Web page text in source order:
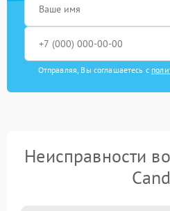
Отправляя, Вы соглашаетесь с
Неисправности